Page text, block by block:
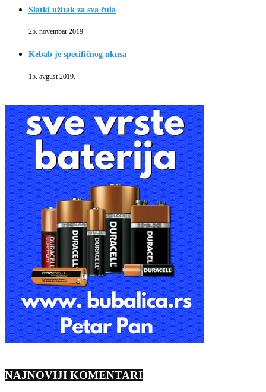
Slatki užitak za sva čula
25. novembar 2019.
Kebab je specifičnog ukusa
15. avgust 2019.
NAJNOVIJI KOMENTARI